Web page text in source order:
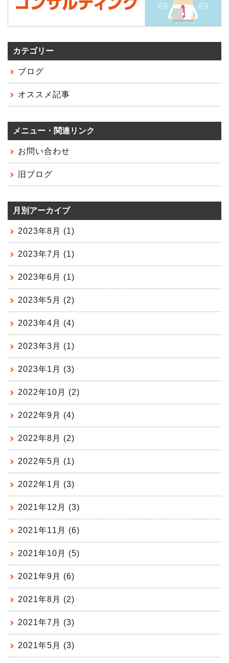
カテゴリー
ブログ
オススメ記事
メニュー・関連リンク
お問い合わせ
旧ブログ
月別アーカイブ
2023年8月 (1)
2023年7月 (1)
2023年6月 (1)
2023年5月 (2)
2023年4月 (4)
2023年3月 (1)
2023年1月 (3)
2022年10月 (2)
2022年9月 (4)
2022年8月 (2)
2022年5月 (1)
2022年1月 (3)
2021年12月 (3)
2021年11月 (6)
2021年10月 (5)
2021年9月 (6)
2021年8月 (2)
2021年7月 (3)
2021年5月 (3)